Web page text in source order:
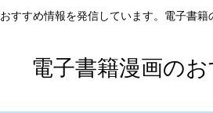
すすめ情報を発信しています。電子書籍
電子書籍漫画の